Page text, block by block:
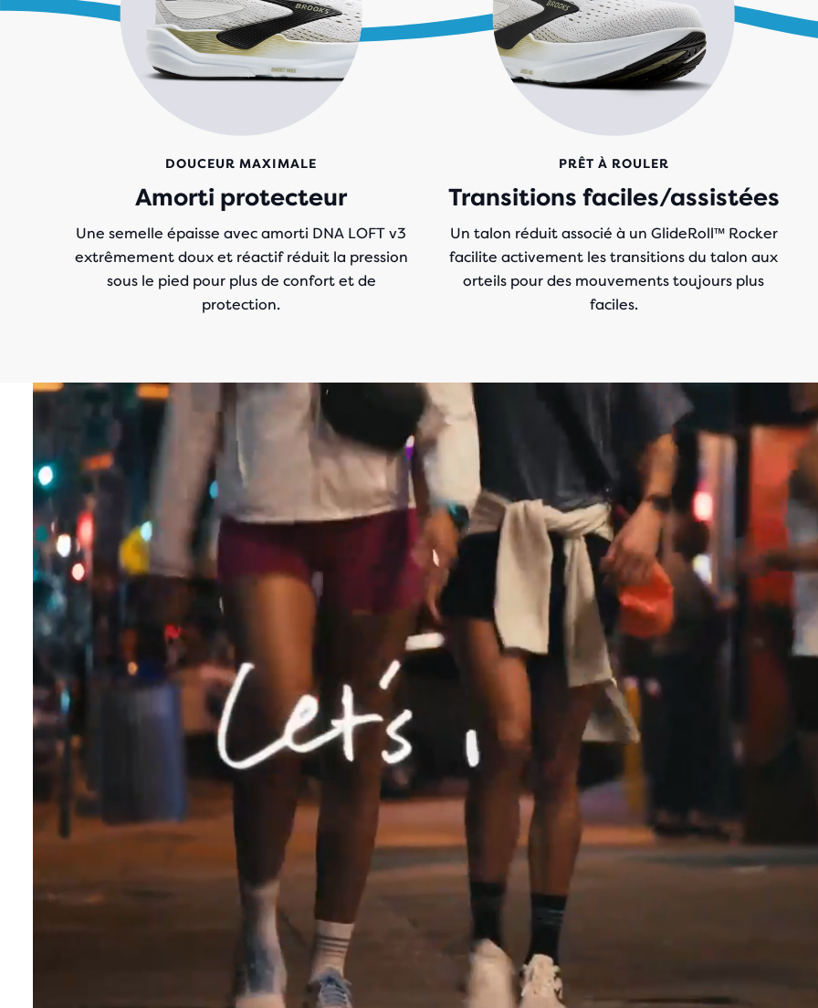
DOUCEUR MAXIMALE
Amorti protecteur
Une semelle épaisse avec amorti DNA LOFT v3
extrêmement doux et réactif réduit la pression
sous le pied pour plus de confort et de
protection.
PRÊT À ROULER
Transitions faciles/assistées
Un talon réduit associé à un GlideRoll™ Rocker
facilite activement les transitions du talon aux
orteils pour des mouvements toujours plus
faciles.